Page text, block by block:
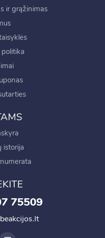
ir grąžinimas
istorija
75509